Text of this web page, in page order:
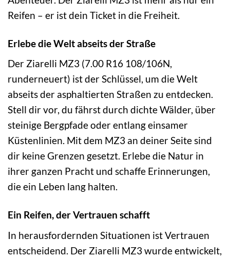
Reifen – er ist dein Ticket in die Freiheit.
Erlebe die Welt abseits der Straße
Der Ziarelli MZ3 (7.00 R16 108/106N,
runderneuert) ist der Schlüssel, um die Welt
abseits der asphaltierten Straßen zu entdecken.
Stell dir vor, du fährst durch dichte Wälder, über
steinige Bergpfade oder entlang einsamer
Küstenlinien. Mit dem MZ3 an deiner Seite sind
dir keine Grenzen gesetzt. Erlebe die Natur in
ihrer ganzen Pracht und schaffe Erinnerungen,
die ein Leben lang halten.
Ein Reifen, der Vertrauen schafft
In herausfordernden Situationen ist Vertrauen
entscheidend. Der Ziarelli MZ3 wurde entwickelt,